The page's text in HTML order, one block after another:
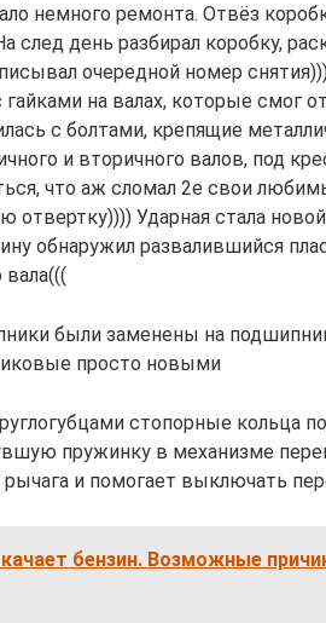
немного ремонта. Отвёз
день разбирал коробку,
очередной номер
на валах, которые смог
с болтами, крепящие
и вторичного валов, под
что аж сломал 2е свои
отвертку)))) Ударная стала
обнаружил развалившийся
были заменены на
просто новыми
стопорные кольца
пружинку в механизме
и помогает выключать
качает бензин. Возможные